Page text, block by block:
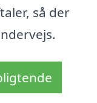
så der